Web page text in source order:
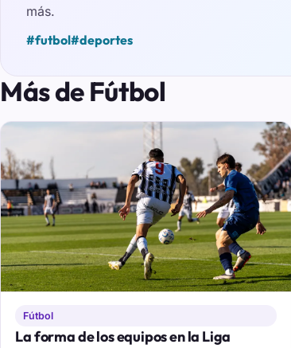
más.
#futbol#deportes
Más de Fútbol
Fútbol
La forma de los equipos en la Liga